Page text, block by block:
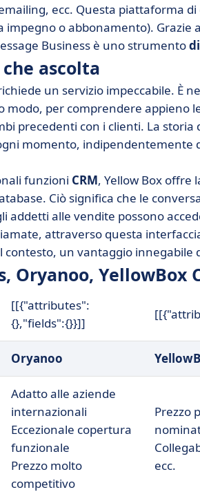
ecc. Questa piattaforma
o abbonamento). Grazie
Business è uno strumento
ascolta
un servizio impeccabile. È
modo, per comprendere appieno
precedenti con i clienti. La
momento, indipendentemente
funzioni CRM, Yellow Box offre
Ciò significa che le
addetti alle vendite possono
attraverso questa
contesto, un vantaggio innegabile
Oryanoo, YellowBox
[[{"attributes":
{},"fields":{}}]]
Oryanoo
Adatto alle aziende
internazionali
Eccezionale copertura
funzionale
Prezzo molto
competitivo
Prezzo
ecc.